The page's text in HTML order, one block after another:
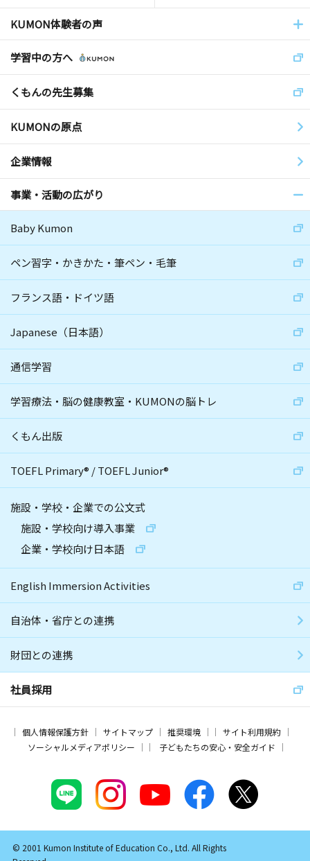
KUMON体験者の声
学習中の方へ
くもんの先生募集
KUMONの原点
企業情報
事業・活動の広がり
Baby Kumon
ペン習字・かきかた・筆ペン・毛筆
フランス語・ドイツ語
Japanese（日本語）
通信学習
学習療法・脳の健康教室・KUMONの脳トレ
くもん出版
TOEFL Primary® /TOEFL Junior®
施設・学校・企業での公文式
施設・学校向け導入事業
企業・学校向け日本語
English Immersion Activities
自治体・省庁との連携
財団との連携
社員採用
個人情報保護方針 サイトマップ 推奨環境
サイト利用規約
ソーシャルメディアポリシー
子どもたちの安心・安全ガイド
© 2001 Kumon Institute of Education Co., Ltd. All Rights